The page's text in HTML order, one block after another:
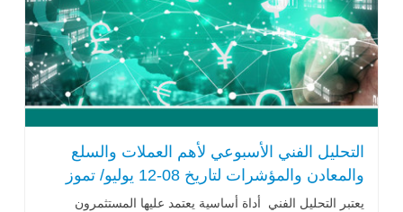
التحليل الفني الأسبوعي لأهم العملات والسلع
والمعادن والمؤشرات لتاريخ 08-12 يوليو/ تموز
2024
يعتبر التحليل الفني أداة أساسية يعتمد عليها المستثمرون